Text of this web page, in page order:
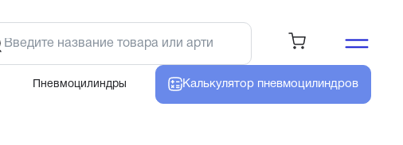
Пневмоцилиндры Калькулятор пневмоцилиндров